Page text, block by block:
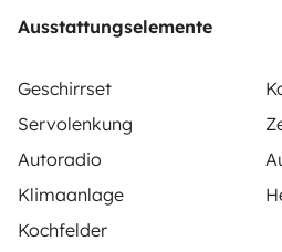
Ausstattungselemente
Geschirrset
Servolenkung
Autoradio
Klimaanlage
Kochfelder